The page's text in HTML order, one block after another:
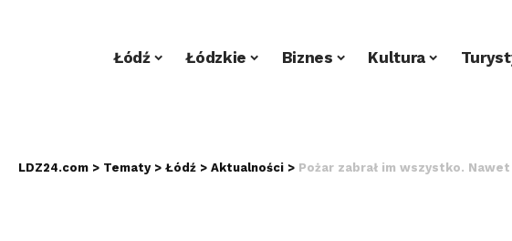
Łódź Łódzkie Biznes Kultura
LDZ24.com > Tematy> Łódź > Aktualności > Pożar zabrał im wszystko. Nawet